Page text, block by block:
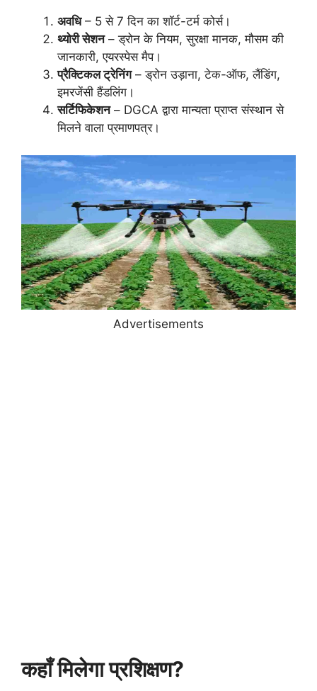
अवधि– 5 से 7 दिन का शॉर्ट-टर्म कोर्स।
थ्योरी सेशन– ड्रोन के नियम, सुरक्षा मानक, मौसम की
जानकारी, एयरस्पेस मैप।
प्रैक्टिकल ट्रेनिंग– ड्रोन उड़ाना, टेक-ऑफ, लैंडिंग,
इमरजेंसी हैंडलिंग।
सर्टिफिकेशन– DGCA द्वारा मान्यता प्राप्त संस्थान से
मिलने वाला प्रमाणपत्र।
Advertisements
कहाँ मिलेगा प्रशिक्षण?